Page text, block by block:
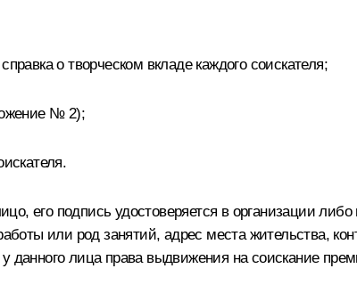
о творческом вкладе каждого соискателя;
№ 2);
его подпись удостоверяется в организации
или род занятий, адрес места жительства,
данного лица права выдвижения на соискание